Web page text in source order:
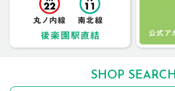
SHOP SEARCH